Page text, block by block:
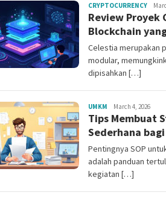
CRYPTOCURRENCYMala
Review Proyek
Blockchain
Celestia merupakan
modular,
dipisahkan […]
UMKM Mala
Citraning
March 4, 2026
Tips Membuat
Sederhana bagi
Pentingnya SOP
adalah panduan
kegiatan […]